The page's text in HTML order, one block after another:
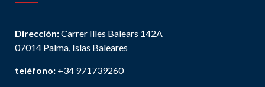
Dirección:Carrer Illes Balears 142A
07014 Palma, Islas Baleares
teléfono: +34 971739260